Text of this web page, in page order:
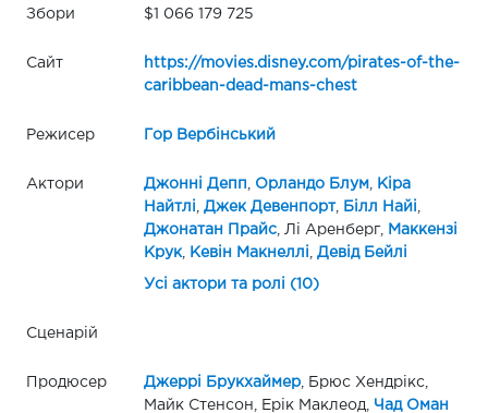
Збори $1 066 179 725
Сайт
https://movies.disney.com/pirates-of-the-
caribbean-dead-mans-chest
Режисер Гор Вербінський
Актори Джонні Депп Орландо Блум,
Кіра
Найтлі
Джек Девенпорт, Білл Найі
Джонатан Прайс, Лі Аренберг,
Маккензі
Крук, Кевін Макнеллі Девід Бейлі
Усі актори та ролі (10)
Сценарій
Продюсер Джеррі Брукхаймер, Брюс Хендрікс,
Майк Стенсон, Ерік Маклеод,
Чад Оман